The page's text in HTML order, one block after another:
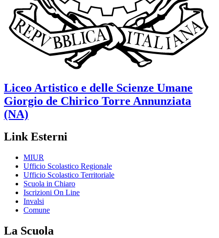
Liceo Artistico e delle Scienze Umane
Giorgio de Chirico Torre Annunziata
(NA)
Link Esterni
MIUR
Ufficio Scolastico Regionale
Ufficio Scolastico Territoriale
Scuola in Chiaro
Iscrizioni On Line
Invalsi
Comune
La Scuola